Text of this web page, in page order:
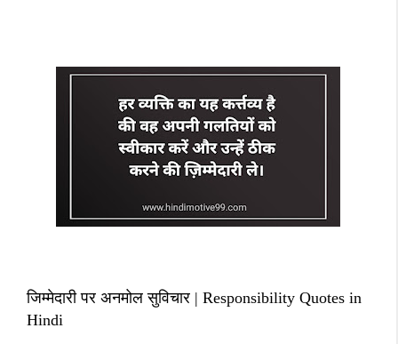
जिम्मेदारी पर अनमोल सुविचार | Responsibility Quotes in
Hindi